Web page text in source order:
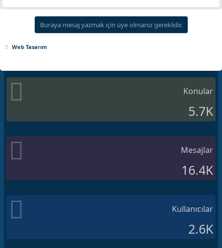
Buraya mesaj yazmak için üye olmanız gereklidir.
Web Tasarım
Konular
5.7K
Mesajlar
16.4K
Kullanıcılar
2.6K